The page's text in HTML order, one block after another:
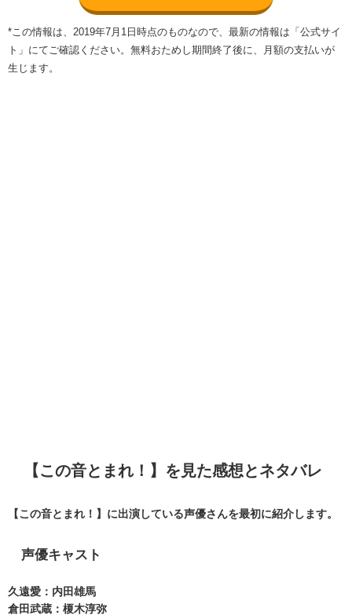
*この情報は、2019年7月1日時点のものなので、最新の情報は「公式サイ
ト」にてご確認ください。無料おためし期間終了後に、月額の支払いが
生じます。
【この音とまれ！】を見た感想とネタバレ
【この音とまれ！】に出演している声優さんを最初に紹介します。
声優キャスト
久遠愛：内田雄馬
倉田武蔵：榎木淳弥